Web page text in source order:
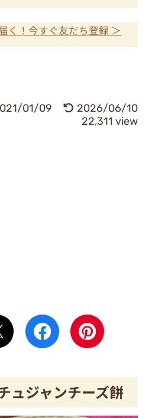
く！今すぐ友だち登録 ＞
01/09
2026/06/10
22,311 view
ュジャンチーズ餅